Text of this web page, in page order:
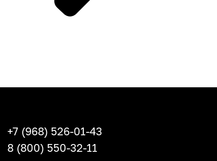
+7 (968) 526-01-43
8 (800) 550-32-11